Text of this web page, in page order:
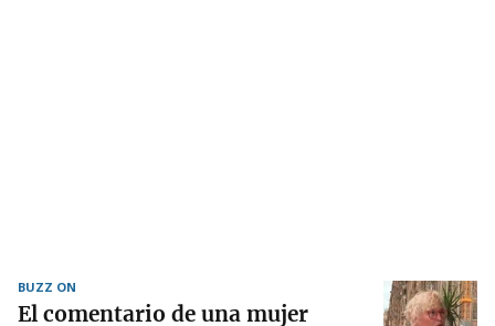
BUZZ ON
El comentario de una mujer